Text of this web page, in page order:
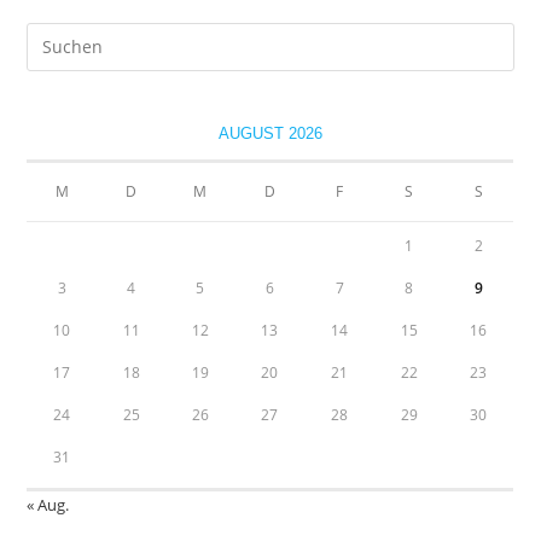
AUGUST 2026
M D M D F S S
1 2
3 4 5 6 7 8 9
10 11 12 13 14 15 16
17 18 19 20 21 22 23
24 25 26 27 28 29 30
31
« Aug.